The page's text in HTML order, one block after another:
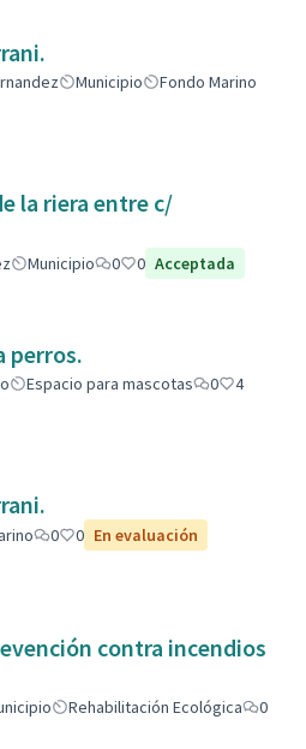
Municipio
Fondo Marino
la riera entre c/
Municipio 0 0 Acceptada
perros.
Espacio para mascotas 0
4
0 0 En evaluación
contra incendios
Rehabilitación Ecológica
0